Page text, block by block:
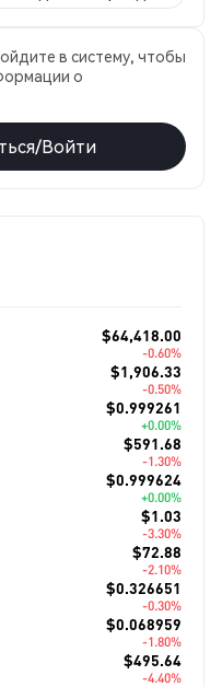
в систему, чтобы
о
Войти
$64,418.00
-0.60%
$1,906.33
-0.50%
$0.999261
+0.00%
$591.68
-1.30%
$0.999624
+0.00%
$1.03
-3.30%
$72.88
-2.10%
$0.326651
-0.30%
$0.068959
-1.80%
$495.64
-4.40%